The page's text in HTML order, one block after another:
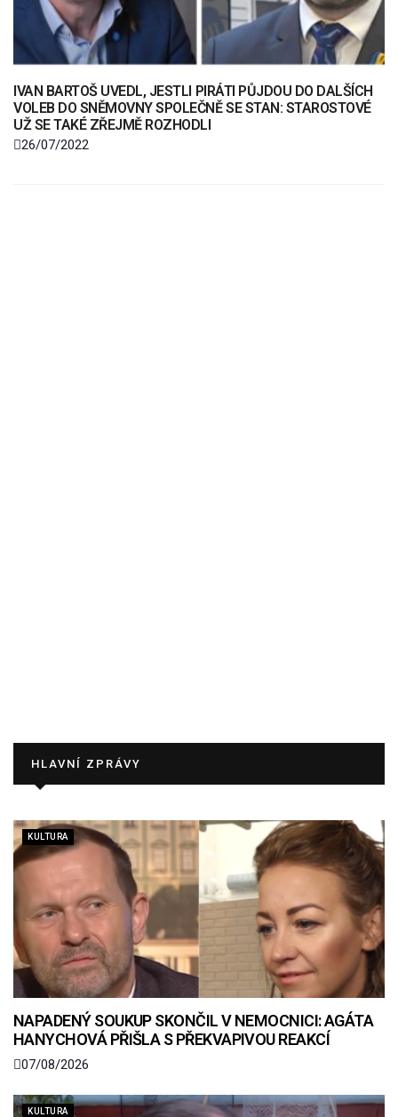
IVAN BARTOŠ UVEDL, JESTLI PIRÁTI PŮJDOU DO DALŠÍCH
VOLEB DO SNĚMOVNY SPOLEČNĚ SE STAN: STAROSTOVÉ
UŽ SE TAKÉ ZŘEJMĚ ROZHODLI
26/07/2022
HLAVNÍ ZPRÁVY
KULTURA
NAPADENÝ SOUKUP SKONČIL V NEMOCNICI: AGÁTA
HANYCHOVÁ PŘIŠLA S PŘEKVAPIVOU REAKCÍ
07/08/2026
KULTURA